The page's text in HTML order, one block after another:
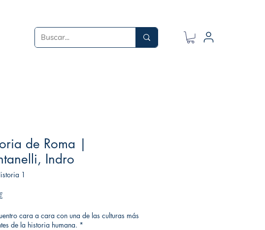
de Roma |
Indro
1
cara a cara con una de las culturas más
de la historia humana. *